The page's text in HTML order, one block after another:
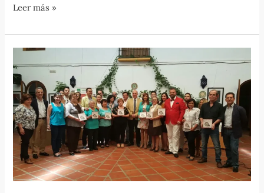
Leer más »
Premio
en
la
modalidad
de
patios
en
el
concurso